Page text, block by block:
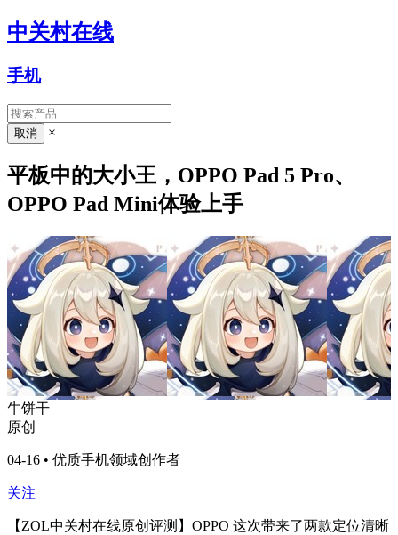
中关村在线
手机
×
平板中的大小王，OPPO Pad 5 Pro、
OPPO Pad Mini体验上手
牛饼干
原创
04-16 • 优质手机领域创作者
关注
【ZOL中关村在线原创评测】OPPO 这次带来了两款定位清晰